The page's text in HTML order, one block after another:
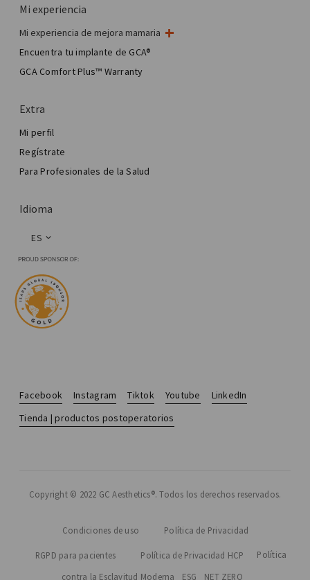
Mi experiencia
Mi experiencia de mejora mamaria
Mi cirugía de mama
Cirugía estética mamaria
Total Breast Reconstruction™
Encuentra tu implante de GCA®
GCA Comfort Plus™ Warranty
Extra
Mi perfil
Regístrate
Para Profesionales de la Salud
Idioma
ES
Facebook Instagram Tiktok Youtube
LinkedIn
Tienda | productos postoperatorios
Copyright © 2022 GC Aesthetics®. Todos los derechos reservados.
Condiciones de uso Política de Privacidad
RGPD para pacientes Política de Privacidad HCP Política
contra la Esclavitud Moderna ESG NET ZERO